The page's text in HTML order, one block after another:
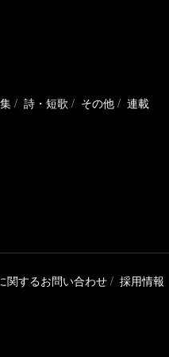
詩・短歌 その他 連載
関するお問い合わせ
採用情報